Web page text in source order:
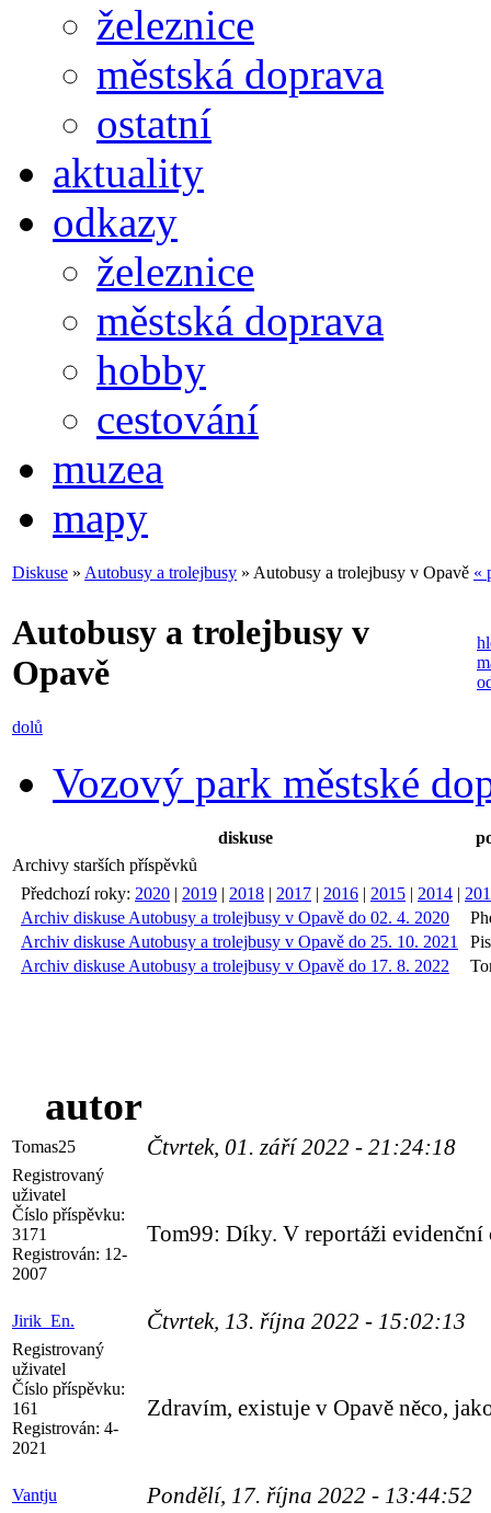
železnice
městská doprava
ostatní
aktuality
odkazy
železnice
městská doprava
hobby
cestování
muzea
mapy
Diskuse » Autobusy a trolejbusy » Autobusy a trolejbusy v Opavě «
Autobusy a trolejbusy v
Opavě
dolů
Vozový park městské
diskuse
Archivy starších příspěvků
Předchozí roky: 2020 | 2019 | 2018 | 2017 | 2016 | 2015 | 2014 |
Archiv diskuse Autobusy a trolejbusy v Opavě do 02. 4. 2020
Archiv diskuse Autobusy a trolejbusy v Opavě do 25. 10. 2021
Archiv diskuse Autobusy a trolejbusy v Opavě do 17. 8. 2022
autor
Tomas25 Čtvrtek, 01. září 2022 - 21:24:18
Registrovaný
uživatel
Číslo příspěvku:
3171
Registrován: 12-
2007
Tom99: Díky. V reportáži evidenční
Jirik_En. Čtvrtek, 13. října 2022 - 15:02:13
Registrovaný
uživatel
Číslo příspěvku:
161
Registrován: 4-
2021
Zdravím, existuje v Opavě něco,
Vantju Pondělí, 17. října 2022 - 13:44:52